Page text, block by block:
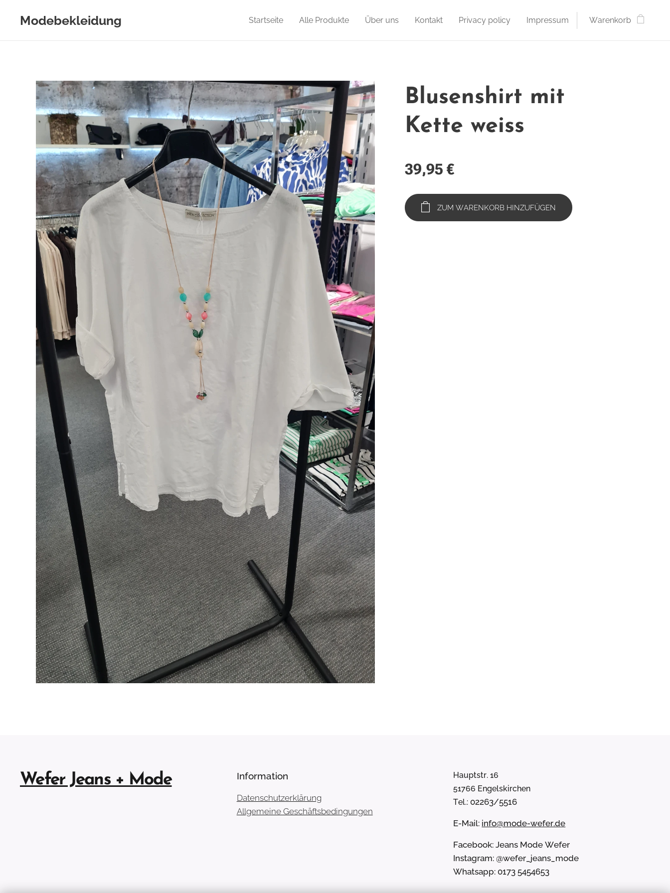
Modebekleidung Startseite Alle Produkte Über uns Kontakt Privacy policy Impressum Warenkorb
Blusenshirt mit
Kette weiss
39,95 €
ZUM WARENKORB HINZUFÜGEN
Wefer Jeans + Mode Information
Datenschutzerklärung
Allgemeine Geschäftsbedingungen
Hauptstr. 16
51766 Engelskirchen
Tel.: 02263/5516
E-Mail: info@mode-wefer.de
Facebook: Jeans Mode Wefer
Instagram: @wefer_jeans_mode
Whatsapp: 0173 5454653